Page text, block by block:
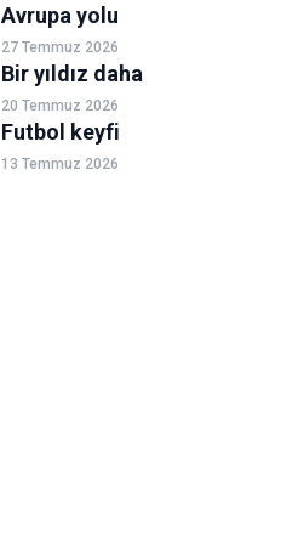
Avrupa yolu
27 Temmuz 2026
Bir yıldız daha
20 Temmuz 2026
Futbol keyfi
13 Temmuz 2026